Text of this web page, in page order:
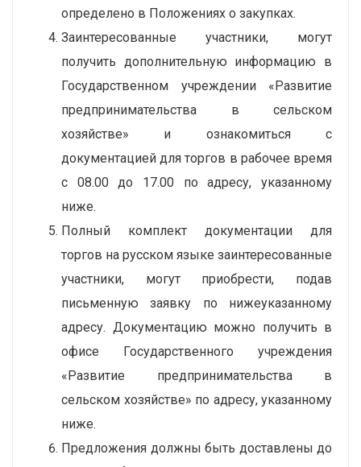
определено в Положениях о закупках.
Заинтересованные участники, могут
получить дополнительную информацию в
Государственном учреждении «Развитие
предпринимательства в сельском
хозяйстве» и ознакомиться с
документацией для торгов в рабочее время
с 08.00 до 17.00 по адресу, указанному
ниже.
Полный комплект документации для
торгов на русском языке заинтересованные
участники, могут приобрести, подав
письменную заявку по нижеуказанному
адресу. Документацию можно получить в
офисе Государственного учреждения
«Развитие предпринимательства в
сельском хозяйстве» по адресу, указанному
ниже.
Предложения должны быть доставлены до